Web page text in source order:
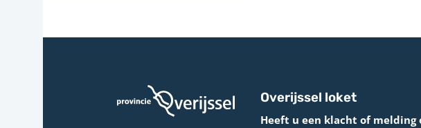
Overijssel loket
Heeft u een klacht of melding